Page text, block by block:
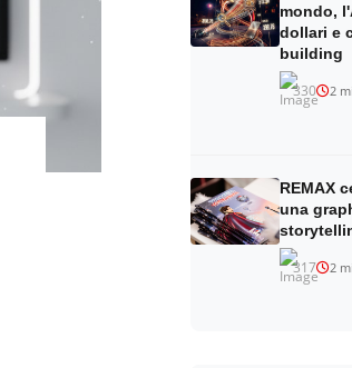
mondo,
dollari e
building
330 2
REMAX
una
317 2